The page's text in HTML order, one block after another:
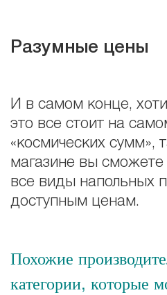
Разумные цены
И в самом конце,
это все стоит на
«космических сумм»,
магазине вы сможете
все виды напольных
доступным ценам.
Похожие
категории, которые